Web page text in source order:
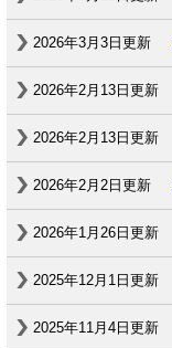
2026年3月3日更新
2026年2月13日更新
2026年2月13日更新
2026年2月2日更新
2026年1月26日更新
2025年12月1日更新
2025年11月4日更新